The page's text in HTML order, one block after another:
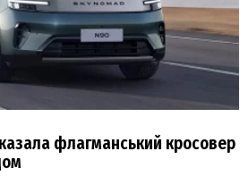
флагманський кросовер